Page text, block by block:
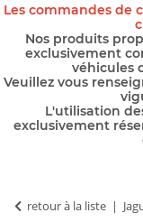
Les commandes de
Nos produits
exclusivement
véhicules
Veuillez vous
L'utilisation
exclusivement
retour à la liste